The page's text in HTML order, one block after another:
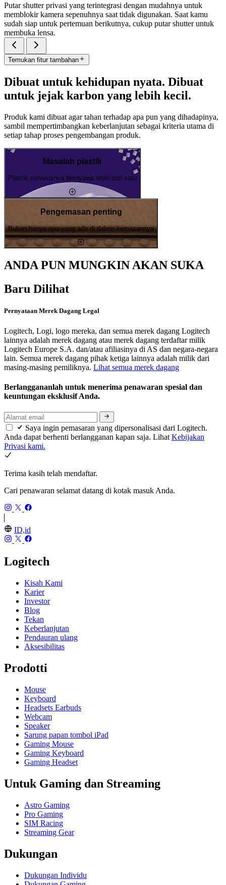
Putar shutter privasi yang terintegrasi dengan mudahnya untuk
memblokir kamera sepenuhnya saat tidak digunakan. Saat kamu
sudah siap untuk pertemuan berikutnya, cukup putar shutter untuk
membuka lensa.
Temukan fitur tambahan
Dibuat untuk kehidupan nyata. Dibuat
untuk jejak karbon yang lebih kecil.
Produk kami dibuat agar tahan terhadap apa pun yang dihadapinya,
sambil mempertimbangkan keberlanjutan sebagai kriteria utama di
setiap tahap proses pengembangan produk.
Masalah plastik
Plastik seharusnya bernyawa lebih dari satu
Pengemasan penting
Bukan hanya apa yang ada di dalam kemasannya
ANDA PUN MUNGKIN AKAN SUKA
Baru Dilihat
Pernyataan Merek Dagang Legal
Logitech, Logi, logo mereka, dan semua merek dagang Logitech
lainnya adalah merek dagang atau merek dagang terdaftar milik
Logitech Europe S.A. dan/atau afiliasinya di AS dan negara-negara
lain. Semua merek dagang pihak ketiga lainnya adalah milik dari
masing-masing pemiliknya. Lihat semua merek dagang
Berlanggananlah untuk menerima penawaran spesial dan
keuntungan eksklusif Anda.
Saya ingin pemasaran yang dipersonalisasi dari Logitech.
Anda dapat berhenti berlangganan kapan saja. LihatKebijakan
Privasi kami.
Terima kasih telah mendaftar.
Cari penawaran selamat datang di kotak masuk Anda.
ID,id
Logitech
Kisah Kami
Karier
Investor
Blog
Tekan
Keberlanjutan
Pendauran ulang
Aksesibilitas
Prodotti
Mouse
Keyboard
Headsets Earbuds
Webcam
Speaker
Sarung papan tombol iPad
Gaming Mouse
Gaming Keyboard
Gaming Headset
Untuk Gaming dan Streaming
Astro Gaming
Pro Gaming
SIM Racing
Streaming Gear
Dukungan
Dukungan Individu